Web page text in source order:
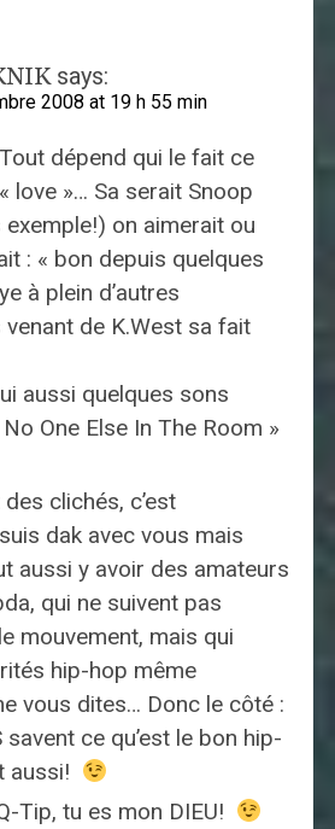
says:
2008 at 19 h 55 min
dépend qui le fait ce
love »… Sa serait Snoop
on aimerait ou
: « bon depuis quelques
à plein d’autres
de K.West sa fait
aussi quelques sons
One Else In The Room »
clichés, c’est
dak avec vous mais
aussi y avoir des amateurs
qui ne suivent pas
mouvement, mais qui
hip-hop même
vous dites… Donc le côté :
savent ce qu’est le bon hip-
aussi!
Tip, tu es mon DIEU!